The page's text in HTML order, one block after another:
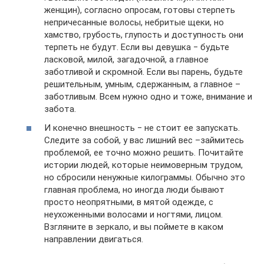
женщин), согласно опросам, готовы стерпеть
непричесанные волосы, небритые щеки, но
хамство, грубость, глупость и доступность они
терпеть не будут. Если вы девушка ‒ будьте
ласковой, милой, загадочной, а главное
заботливой и скромной. Если вы парень, будьте
решительным, умным, сдержанным, а главное –
заботливым. Всем нужно одно и тоже, внимание и
забота.
И конечно внешность ‒ не стоит ее запускать.
Следите за собой, у вас лишний вес –займитесь
проблемой, ее точно можно решить. Почитайте
истории людей, которые неимоверным трудом,
но сбросили ненужные килограммы. Обычно это
главная проблема, но иногда люди бывают
просто неопрятными, в мятой одежде, с
неухоженными волосами и ногтями, лицом.
Взгляните в зеркало, и вы поймете в каком
направлении двигаться.